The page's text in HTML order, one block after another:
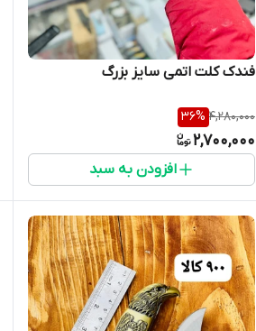
فندک کلت اتمی سایز بزرگ
4,280,000
36%
2,700,000
افزودن به سبد